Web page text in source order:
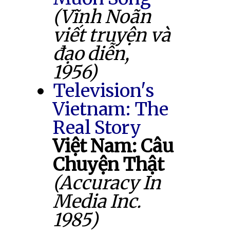
(Vĩnh Noãn
viết truyện và
đạo diễn,
1956)
Television's
Vietnam: The
Real Story
Việt Nam: Câu
Chuyện Thật
(Accuracy In
Media Inc.
1985)